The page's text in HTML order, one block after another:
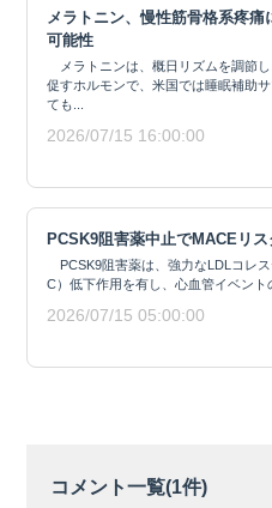
メラトニン、慢性筋骨格系疼痛
可能性
メラトニンは、概日リズムを調節
促すホルモンで、米国では睡眠補助
ても...
2026/07/15 16:00:00
PCSK9阻害薬中止でMACEリ
PCSK9阻害薬は、強力なLDLコレ
C）低下作用を有し、心血管イベント
2026/07/15 05:00:00
コメント一覧(1件)